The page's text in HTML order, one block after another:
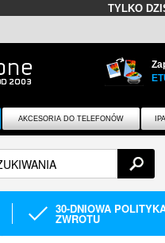
TYLKO
AKCESORIA DO TELEFONÓW
30-DNIOWA
ZWROTU